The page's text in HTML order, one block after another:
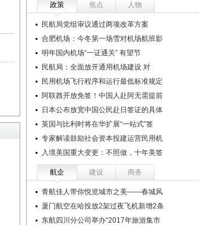
政策 焦点 人物
民航局党组审议通过两项改革方案
合肥机场：今冬第一场雪对机场航班影
明年国内机场“一证通关” 有望节
民航局：全面放开通用机场建设 对
民用机场飞行程序和运行最低标准规定
阿联酋开放免签！中国人赴阿无需提前
日本公布放宽中国公民赴日签证的具体
英国与比利时将在华扩展“一站式”签
专家解读鼓励社会资本投建运营民用机
入境美国重大变更：不照做，十年美签
航企 建设 商务
青航佳人带你悦览城市之美——春城风
厦门航空在哈投放2架过夜飞机新增2条
东航四川分公司举办“2017年旅游集市